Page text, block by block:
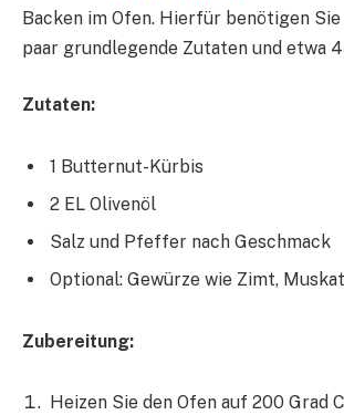
Backen im Ofen. Hierfür benötigen
paar grundlegende Zutaten und etwa
Zutaten:
1 Butternut-Kürbis
2 EL Olivenöl
Salz und Pfeffer nach Geschmack
Optional: Gewürze wie Zimt,
Zubereitung:
Heizen Sie den Ofen auf 200 Grad